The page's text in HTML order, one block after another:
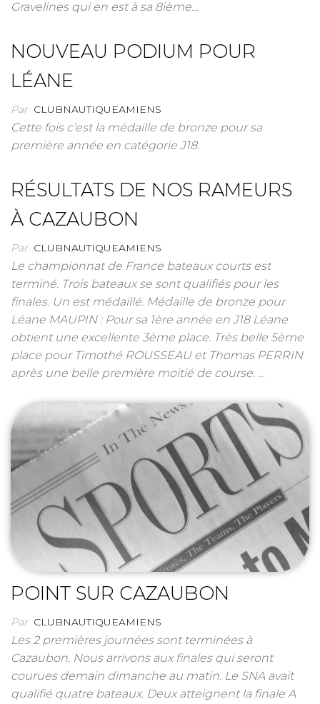
Gravelines qui en est à sa 8ième…
NOUVEAU PODIUM POUR
LÉANE
Par CLUBNAUTIQUEAMIENS
Cette fois c’est la médaille de bronze pour sa
première année en catégorie J18.
RÉSULTATS DE NOS RAMEURS
À CAZAUBON
Par CLUBNAUTIQUEAMIENS
Le championnat de France bateaux courts est
terminé. Trois bateaux se sont qualifiés pour les
finales. Un est médaillé. Médaille de bronze pour
Léane MAUPIN : Pour sa 1ère année en J18 Léane
obtient une excellente 3ème place. Très belle 5ème
place pour Timothé ROUSSEAU et Thomas PERRIN
après une belle première moitié de course. …
POINT SUR CAZAUBON
Par CLUBNAUTIQUEAMIENS
Les 2 premières journées sont terminées à
Cazaubon. Nous arrivons aux finales qui seront
courues demain dimanche au matin. Le SNA avait
qualifié quatre bateaux. Deux atteignent la finale A